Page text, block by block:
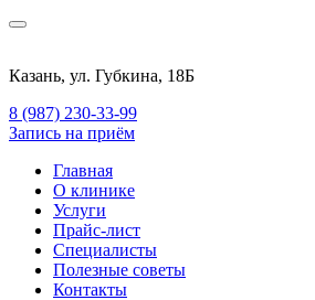
Казань, ул. Губкина, 18Б
8 (987) 230-33-99
Запись на приём
Главная
О клинике
Услуги
Прайс-лист
Специалисты
Полезные советы
Контакты